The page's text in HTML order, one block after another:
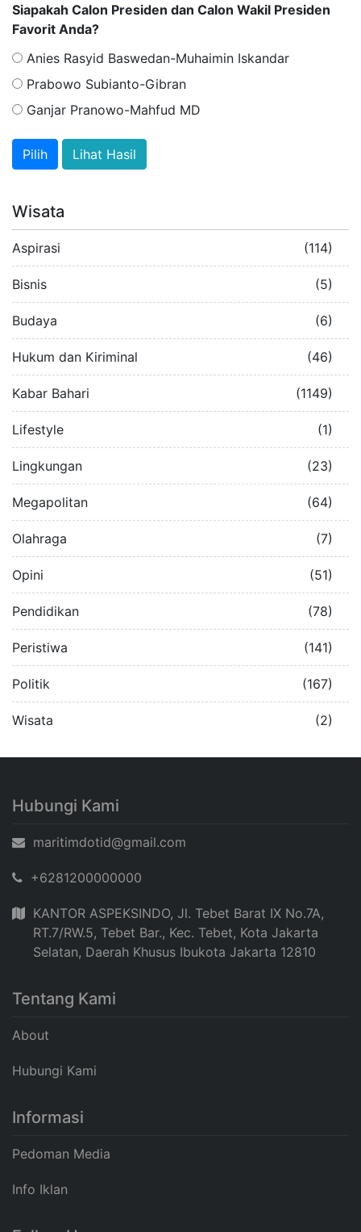
Siapakah Calon Presiden dan Calon Wakil Presiden
Favorit Anda?
Anies Rasyid Baswedan-Muhaimin Iskandar
Prabowo Subianto-Gibran
Ganjar Pranowo-Mahfud MD
Lihat Hasil
Wisata
Aspirasi (114)
Bisnis (5)
Budaya (6)
Hukum dan Kiriminal (46)
Kabar Bahari (1149)
Lifestyle (1)
Lingkungan (23)
Megapolitan (64)
Olahraga (7)
Opini (51)
Pendidikan (78)
Peristiwa (141)
Politik (167)
Wisata (2)
Hubungi Kami
maritimdotid@gmail.com
+6281200000000
KANTOR ASPEKSINDO, Jl. Tebet Barat IX No.7A,
RT.7/RW.5, Tebet Bar., Kec. Tebet, Kota Jakarta
Selatan, Daerah Khusus Ibukota Jakarta 12810
Tentang Kami
About
Hubungi Kami
Informasi
Pedoman Media
Info Iklan